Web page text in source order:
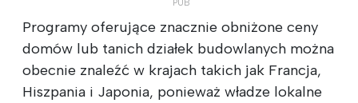
Programy oferujące znacznie obniżone ceny
domów lub tanich działek budowlanych można
obecnie znaleźć w krajach takich jak Francja,
Hiszpania i Japonia, ponieważ władze lokalne